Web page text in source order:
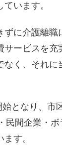
います。
に介護離職
ービスを充
く、それ
となり、市
間企業・
す。